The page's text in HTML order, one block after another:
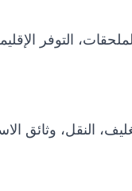
الملحقات،